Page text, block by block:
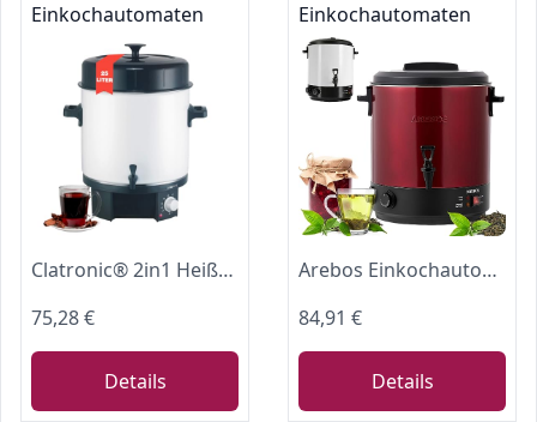
Einkochautomaten
Clatronic® 2in1 Heißgetränke- & Einkochautomat mit 25L Tankinhalt | Einkochtopf für z.B. Glühwein oder Punsch | Glühweinkocher mit Emaillierung & integriertem Ablaufzapfhahn | 1800W | EKA 3338
75,28 €
Details
Einkochautomaten
Arebos Einkochautomat 1800 W | Einkochtopf 28 L | mit Timer, Thermostat & Überhitzungsschutz | stufenlos einstellbar 30-110°C | Glühweinkocher | inkl. Einmachglasheber & Einmachtrichter | Rot
84,91 €
Details